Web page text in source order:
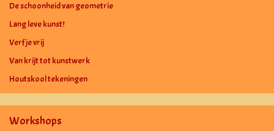
De schoonheid van geometrie
Lang leve kunst!
Verf je vrij
Van krijt tot kunstwerk
Houtskool tekeningen
Workshops